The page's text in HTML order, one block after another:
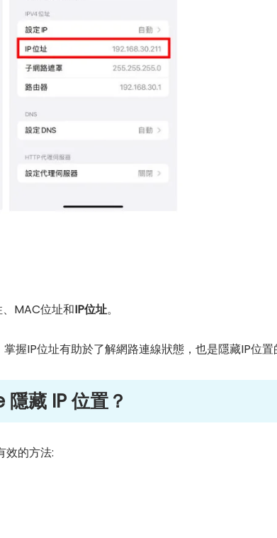
MAC位址和IP位址。
IP位址有助於了解網路連線狀態，也是隱藏IP位置
藏 IP 位置？
效的方法: